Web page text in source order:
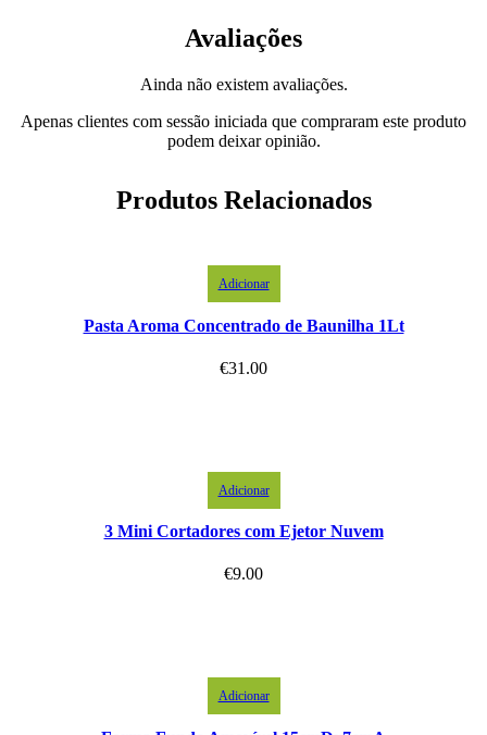
Avaliações
Ainda não existem avaliações.
Apenas clientes com sessão iniciada que compraram este produto
podem deixar opinião.
Produtos Relacionados
Adicionar
Pasta Aroma Concentrado de Baunilha 1Lt
€31.00
Adicionar
3 Mini Cortadores com Ejetor Nuvem
€9.00
Adicionar